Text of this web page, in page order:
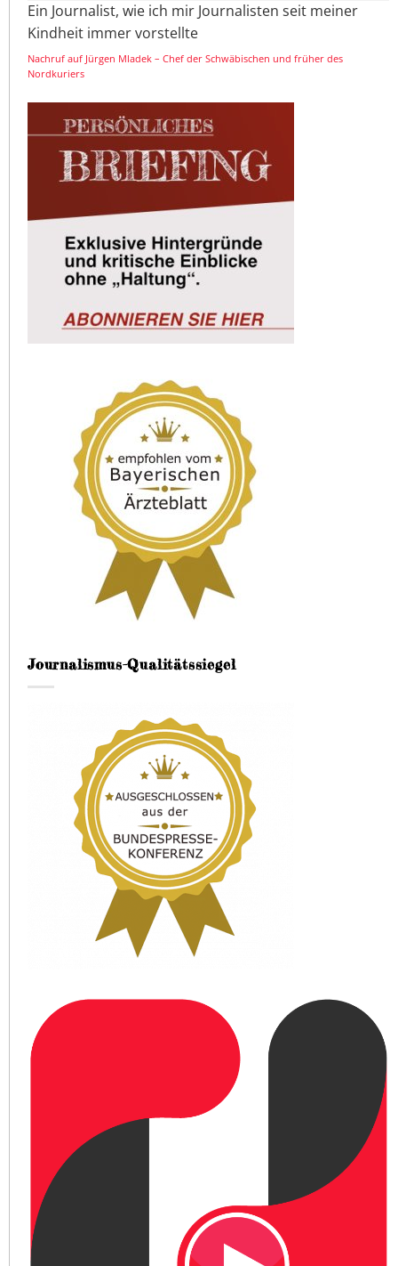
Ein Journalist, wie ich mir Journalisten seit meiner
Kindheit immer vorstellte
Nachruf auf Jürgen Mladek – Chef der Schwäbischen und früher des
Nordkuriers
Journalismus-Qualitätssiegel